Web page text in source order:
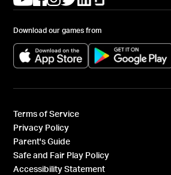
Download our games from
(opens in a new tab)
Terms of Service
Privacy Policy
Parent's Guide
Safe and Fair Play Policy
Accessibility Statement